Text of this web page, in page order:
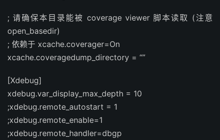
; 请确保本目录能被 coverage viewer 脚本读取 (注意
open_basedir)
; 依赖于 xcache.coverager=On
xcache.coveragedump_directory = “”
[Xdebug]
xdebug.var_display_max_depth = 10
;xdebug.remote_autostart = 1
;xdebug.remote_enable=1
;xdebug.remote_handler=dbgp